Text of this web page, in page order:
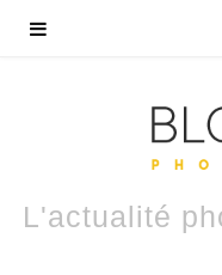
L'actualité